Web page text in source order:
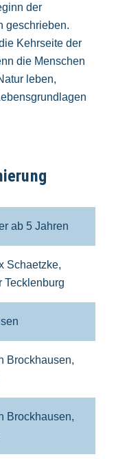
der
geschrieben.
Kehrseite der
die Menschen
leben,
ab 5 Jahren
Schaetzke,
Tecklenburg
Brockhausen,
Brockhausen,